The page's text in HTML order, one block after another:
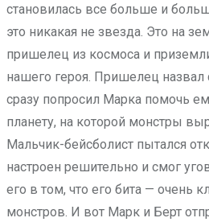
становилась все больше и
это никакая не звезда. Это на
пришелец из космоса и
нашего героя. Пришелец назвал
сразу попросил Марка помочь
планету, на которой монстры
Мальчик-бейсболист пытался
настроен решительно и смог
его в том, что его бита — очень
монстров. И вот Марк и Берт